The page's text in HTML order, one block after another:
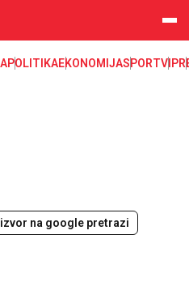
POLITIKAEKONOMIJASPORTVIP
na google pretrazi